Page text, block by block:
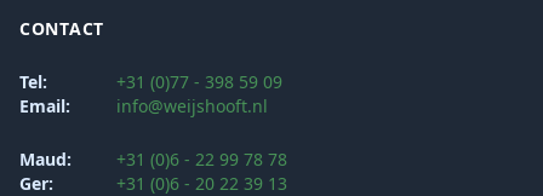
CONTACT
Tel:
+31 (0)77 - 398 59 09
Email:
info@weijshooft.nl
Maud:
+31 (0)6 - 22 99 78 78
Ger:
+31 (0)6 - 20 22 39 13